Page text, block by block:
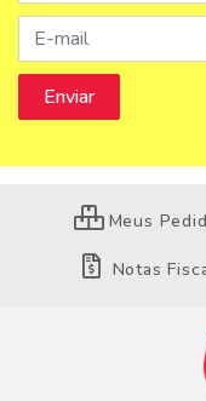
Meus
Notas